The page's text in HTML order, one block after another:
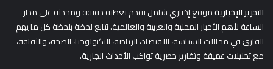
التحرير الإخباريةموقع إخباري شامل يقدم تغطية دقيقة ومحدثة على مدار
الساعة لأهم الأخبار المحلية والعربية والعالمية. نتابع لحظة بلحظة كل ما يهم
القارئ في مجالات السياسة، الاقتصاد، الرياضة، التكنولوجيا، الصحة، والثقافة،
مع تحليلات عميقة وتقارير حصرية تواكب الأحداث الجارية.